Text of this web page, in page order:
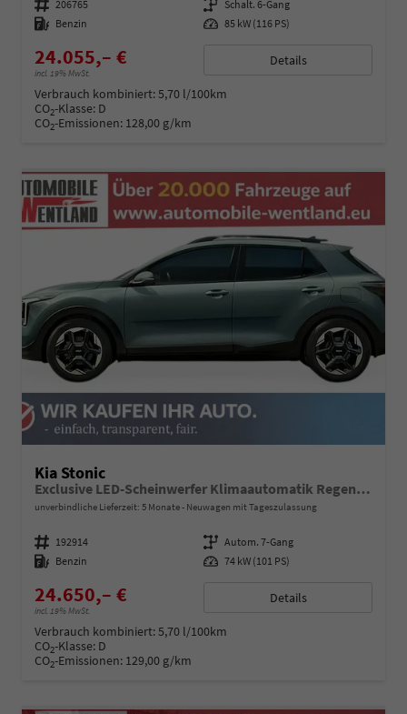
Fahrzeugnummer 206765 Getriebe Schalt. 6-Gang
Kraftstoff Benzin Leistung 85 kW (116 PS)
24.055,– €
incl. 19% MwSt.
Details
Verbrauch kombiniert:5,70 l/100km
CO2-Klasse: D
CO2-Emissionen: 128,00 g/km
Kia Stonic
Exclusive LED-Scheinwerfer Klimaautomatik Regensensor Sitzheizung Kamera PDC v+h
unverbindliche Lieferzeit: 5 Monate Neuwagen mit Tageszulassung
Fahrzeugnummer 192914 Getriebe Autom. 7-Gang
Kraftstoff Benzin Leistung 74 kW (101 PS)
24.650,– €
incl. 19% MwSt.
Details
Verbrauch kombiniert:5,70 l/100km
CO2-Klasse: D
CO2-Emissionen: 129,00 g/km